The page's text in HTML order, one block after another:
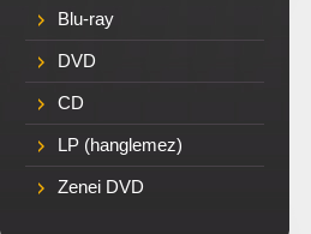
Blu-ray
DVD
CD
LP (hanglemez)
Zenei DVD